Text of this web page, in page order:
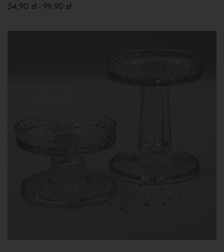
54,90 zł - 99,90 zł